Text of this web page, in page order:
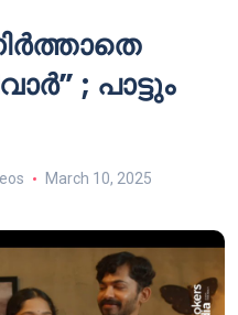
; പാട്ടും
March 10, 2025